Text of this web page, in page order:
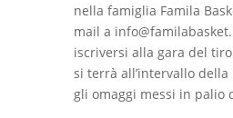
nella famiglia Famila
mail a
iscriversi alla gara del
si terrà all’intervallo
gli omaggi messi in palio